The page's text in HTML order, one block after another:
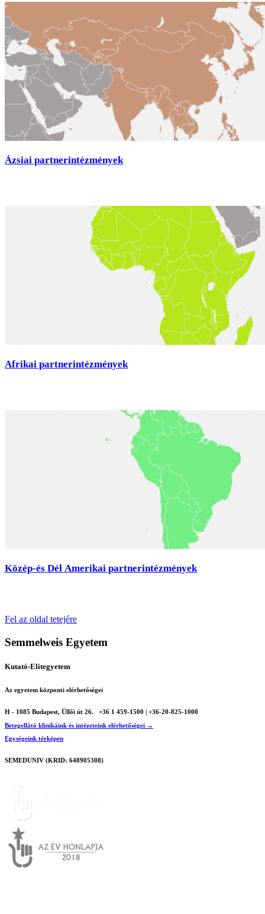
Ázsiai partnerintézmények
Afrikai partnerintézmények
Közép-és Dél Amerikai partnerintézmények
Fel az oldal tetejére
Semmelweis Egyetem
Kutató-Elitegyetem
Az egyetem központi elérhetőségei
H - 1085 Budapest, Üllői út 26.
+36 1 459-1500 | +36-20-825-1000
Betegellátó klinikáink és intézeteink elérhetőségei →
Egységeink térképen
SEMEDUNIV (KRID: 648905308)